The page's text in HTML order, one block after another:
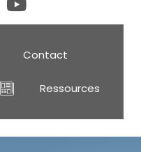
Contact
Ressources